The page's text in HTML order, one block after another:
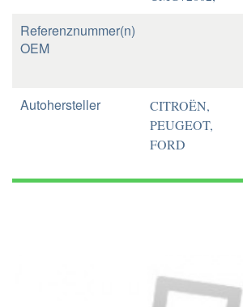
Referenznummer(n)
OEM
Autohersteller
CITROËN,
PEUGEOT,
FORD